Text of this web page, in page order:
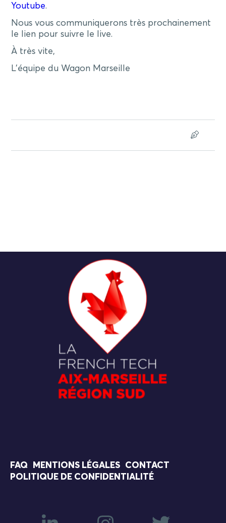
Youtube.
Nous vous communiquerons très prochainement
le lien pour suivre le live.
À très vite,
L’équipe du Wagon Marseille
FAQ MENTIONS LÉGALES
CONTACT
POLITIQUE DE CONFIDENTIALITÉ